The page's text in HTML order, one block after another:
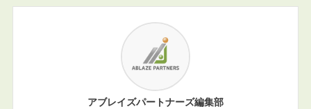
アブレイズパートナーズ編集部